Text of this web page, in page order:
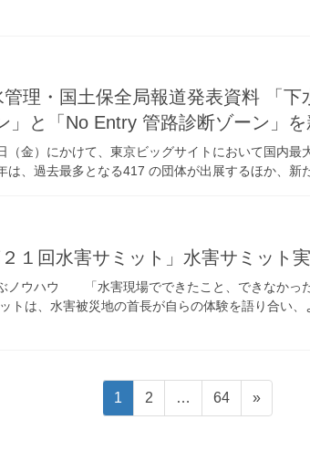
理・国土保全局報道発表資料 「下
」と「No Entry 管路診断ゾーン」を
（金）にかけて、東京ビッグサイトにおいて国内最
は、過去最多となる417 の団体が出展するほか、
１回水害サミット」水害サミット
ノウハウ 「水害現場でできたこと、できなかっ
トは、水害被災地の首長が自らの体験を語り合い
固
定
1
固
定
2 …
固
定
64 »